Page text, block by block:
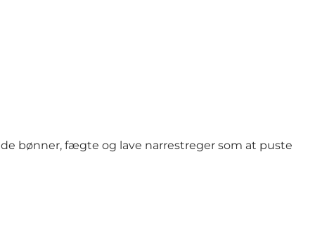
bønner, fægte og lave narrestreger som at puste